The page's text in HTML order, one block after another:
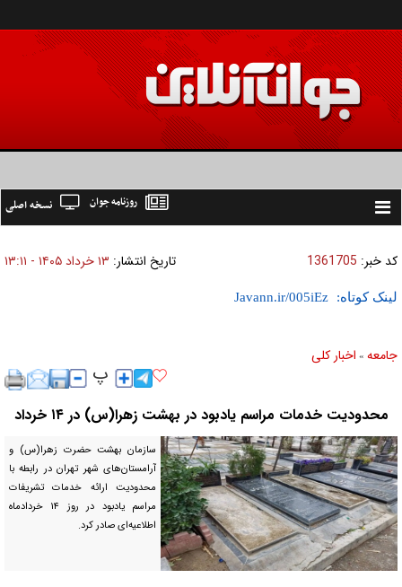
Toggle
نسخه اصلی روزنامه جوان
کد خبر: 1361705 تاریخ انتشار: ۱۳ خرداد ۱۴۰۵ - ۱۳:۱۱
لینک کوتاه:
جامعه » اخبار كلی
محدودیت خدمات مراسم یادبود در بهشت زهرا(س) در ۱۴ خرداد
سازمان بهشت حضرت زهرا(س) و
آرامستان‌های شهر تهران در رابطه با
محدودیت ارائه خدمات تشریفات
مراسم یادبود در روز ۱۴ خردادماه
اطلاعیه‌ای صادر کرد.